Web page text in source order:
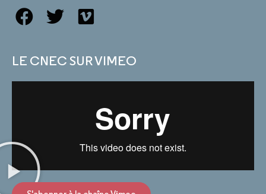
LE CNEC SUR VIMEO